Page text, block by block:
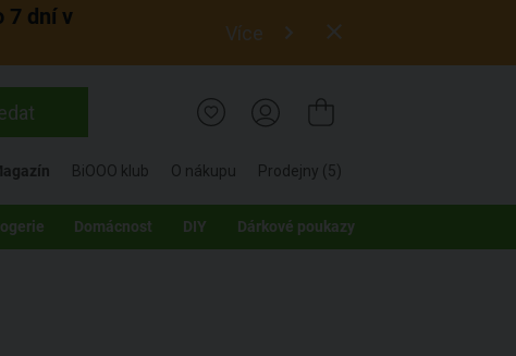
7 dní v
Více
BiOOO klub O nákupu Prodejny (5)
Domácnost DIY Dárkové poukazy